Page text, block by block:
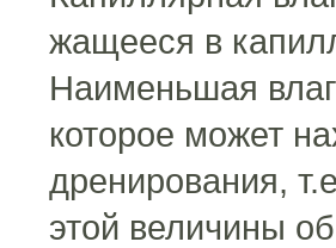
жащееся в
Наименьшая
которое может
дренирования,
этой величины